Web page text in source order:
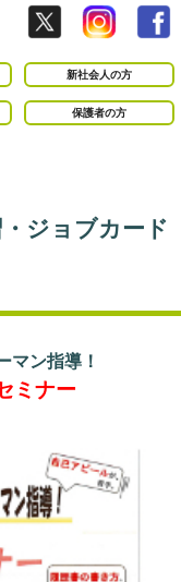
新社会人の方
保護者の方
ジョブカード
マン指導！
ミナー